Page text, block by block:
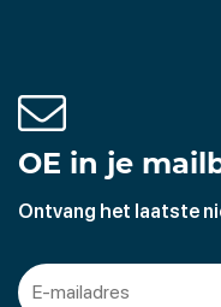
OE in je
Ontvang het laatste